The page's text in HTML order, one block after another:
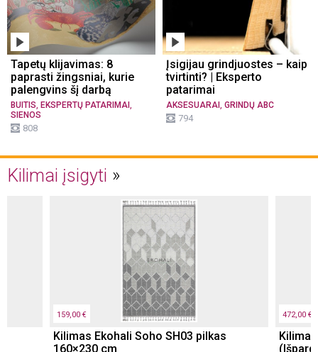
Tapetų klijavimas: 8
paprasti žingsniai, kurie
palengvins šį darbą
BUITIS EKSPERTŲ PATARIMAI
SIENOS
808
Įsigijau grindjuostes – kaip
tvirtinti? | Eksperto
patarimai
AKSESUARAI GRINDŲ ABC
794
Kilimai įsigyti
159,00 €
Kilimas Ekohali Soho SH03 pilkas
160×230 cm
472,00 €